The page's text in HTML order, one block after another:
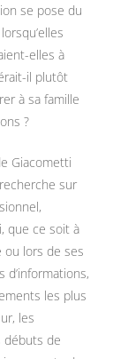
se pose du
elles à
il plutôt
à sa famille
?
Giacometti
sur
que ce soit à
ou lors de ses
les plus
les
débuts de